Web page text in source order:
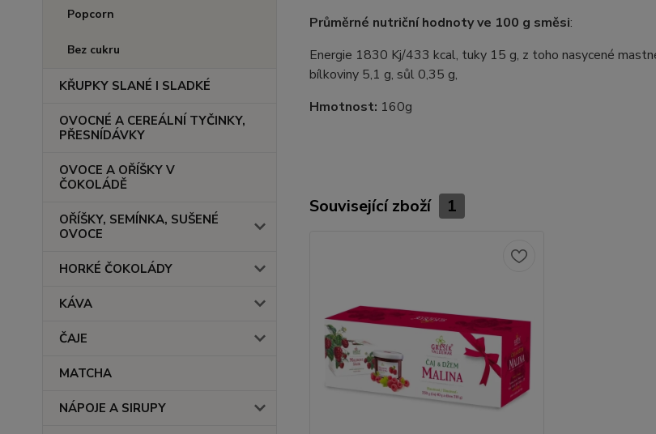
Popcorn
Bez cukru
KŘUPKY SLANÉ I SLADKÉ
OVOCNÉ A CEREÁLNÍ TYČINKY,
PŘESNÍDÁVKY
OVOCE A OŘÍŠKY V
ČOKOLÁDĚ
OŘÍŠKY, SEMÍNKA, SUŠENÉ
OVOCE
HORKÉ ČOKOLÁDY
KÁVA
ČAJE
MATCHA
NÁPOJE A SIRUPY
Průměrné nutriční hodnoty ve 100 g směsi:
Energie 1830 Kj/433 kcal, tuky 15 g, z toho nasycené
bílkoviny 5,1 g, sůl 0,35 g,
Hmotnost: 160g
Související zboží 1